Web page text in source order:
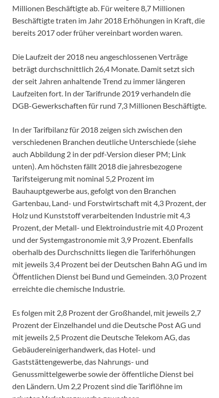
Millionen Beschäftigte ab. Für weitere 8,7 Millionen
Beschäftigte traten im Jahr 2018 Erhöhungen in Kraft, die
bereits 2017 oder früher vereinbart worden waren.
Die Laufzeit der 2018 neu angeschlossenen Verträge
beträgt durchschnittlich 26,4 Monate. Damit setzt sich
der seit Jahren anhaltende Trend zu immer längeren
Laufzeiten fort. In der Tarifrunde 2019 verhandeln die
DGB-Gewerkschaften für rund 7,3 Millionen Beschäftigte.
In der Tarifbilanz für 2018 zeigen sich zwischen den
verschiedenen Branchen deutliche Unterschiede (siehe
auch Abbildung 2 in der pdf-Version dieser PM; Link
unten). Am höchsten fällt 2018 die jahresbezogene
Tarifsteigerung mit nominal 5,2 Prozent im
Bauhauptgewerbe aus, gefolgt von den Branchen
Gartenbau, Land- und Forstwirtschaft mit 4,3 Prozent, der
Holz und Kunststoff verarbeitenden Industrie mit 4,3
Prozent, der Metall- und Elektroindustrie mit 4,0 Prozent
und der Systemgastronomie mit 3,9 Prozent. Ebenfalls
oberhalb des Durchschnitts liegen die Tariferhöhungen
mit jeweils 3,4 Prozent bei der Deutschen Bahn AG und im
Öffentlichen Dienst bei Bund und Gemeinden. 3,0 Prozent
erreichte die chemische Industrie.
Es folgen mit 2,8 Prozent der Großhandel, mit jeweils 2,7
Prozent der Einzelhandel und die Deutsche Post AG und
mit jeweils 2,5 Prozent die Deutsche Telekom AG, das
Gebäudereinigerhandwerk, das Hotel- und
Gaststättengewerbe, das Nahrungs- und
Genussmittelgewerbe sowie der öffentliche Dienst bei
den Ländern. Um 2,2 Prozent sind die Tariflöhne im